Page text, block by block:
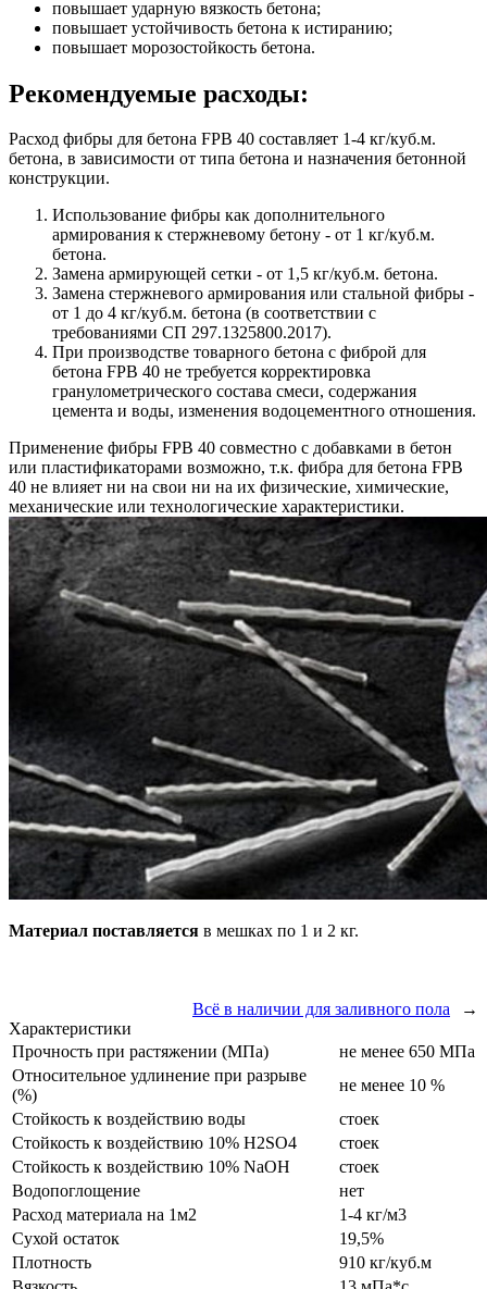
повышает ударную вязкость бетона;
повышает устойчивость бетона к истиранию;
повышает морозостойкость бетона.
Рекомендуемые расходы:
Расход фибры для бетона FPB 40 составляет 1-4 кг/куб.м.
бетона, в зависимости от типа бетона и назначения бетонной
конструкции.
Использование фибры как дополнительного
армирования к стержневому бетону - от 1 кг/куб.м.
бетона.
Замена армирующей сетки - от 1,5 кг/куб.м. бетона.
Замена стержневого армирования или стальной фибры -
от 1 до 4 кг/куб.м. бетона (в соответствии с
требованиями СП 297.1325800.2017).
При производстве товарного бетона с фиброй для
бетона FPB 40 не требуется корректировка
гранулометрического состава смеси, содержания
цемента и воды, изменения водоцементного отношения.
Применение фибры FPB 40 совместно с добавками в бетон
или пластификаторами возможно, т.к. фибра для бетона FPB
40 не влияет ни на свои ни на их физические, химические,
механические или технологические характеристики.
Материал поставляется в мешках по 1 и 2 кг.
Всё в наличии для заливного пола
→
Характеристики
Прочность при растяжении (МПа)
не менее 650 МПа
Относительное удлинение при разрыве
(%)
не менее 10 %
Стойкость к воздействию воды
стоек
Стойкость к воздействию 10% H2SO4
стоек
Стойкость к воздействию 10% NaOH
стоек
Водопоглощение
нет
Расход материала на 1м2
1-4 кг/м3
Сухой остаток
19,5%
Плотность
910 кг/куб.м